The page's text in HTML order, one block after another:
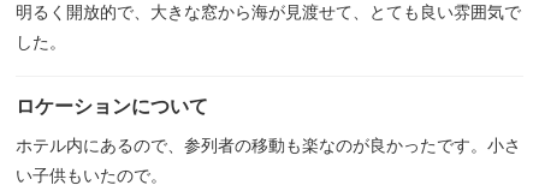
明るく開放的で、大きな窓から海が見渡せて、とても良い雰囲気で
した。
ロケーションについて
ホテル内にあるので、参列者の移動も楽なのが良かったです。小さ
い子供もいたので。